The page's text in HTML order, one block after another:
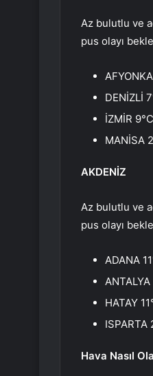
Az bulutlu ve
pus olayı
DENİZLİ
İZMİR
MANİSA
AKDENİZ
Az bulutlu ve
pus olayı
ADANA
HATAY
ISPARTA
Hava Nasıl